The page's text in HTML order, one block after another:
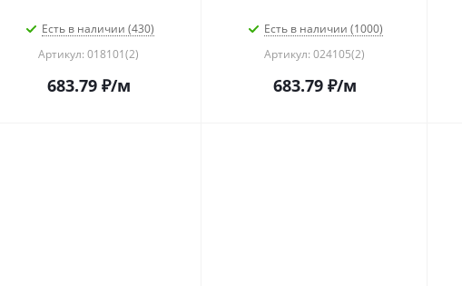
Есть в наличии (430)
Артикул: 018101(2)
683.79₽/м
Есть в наличии (1000)
Артикул: 024105(2)
683.79₽/м